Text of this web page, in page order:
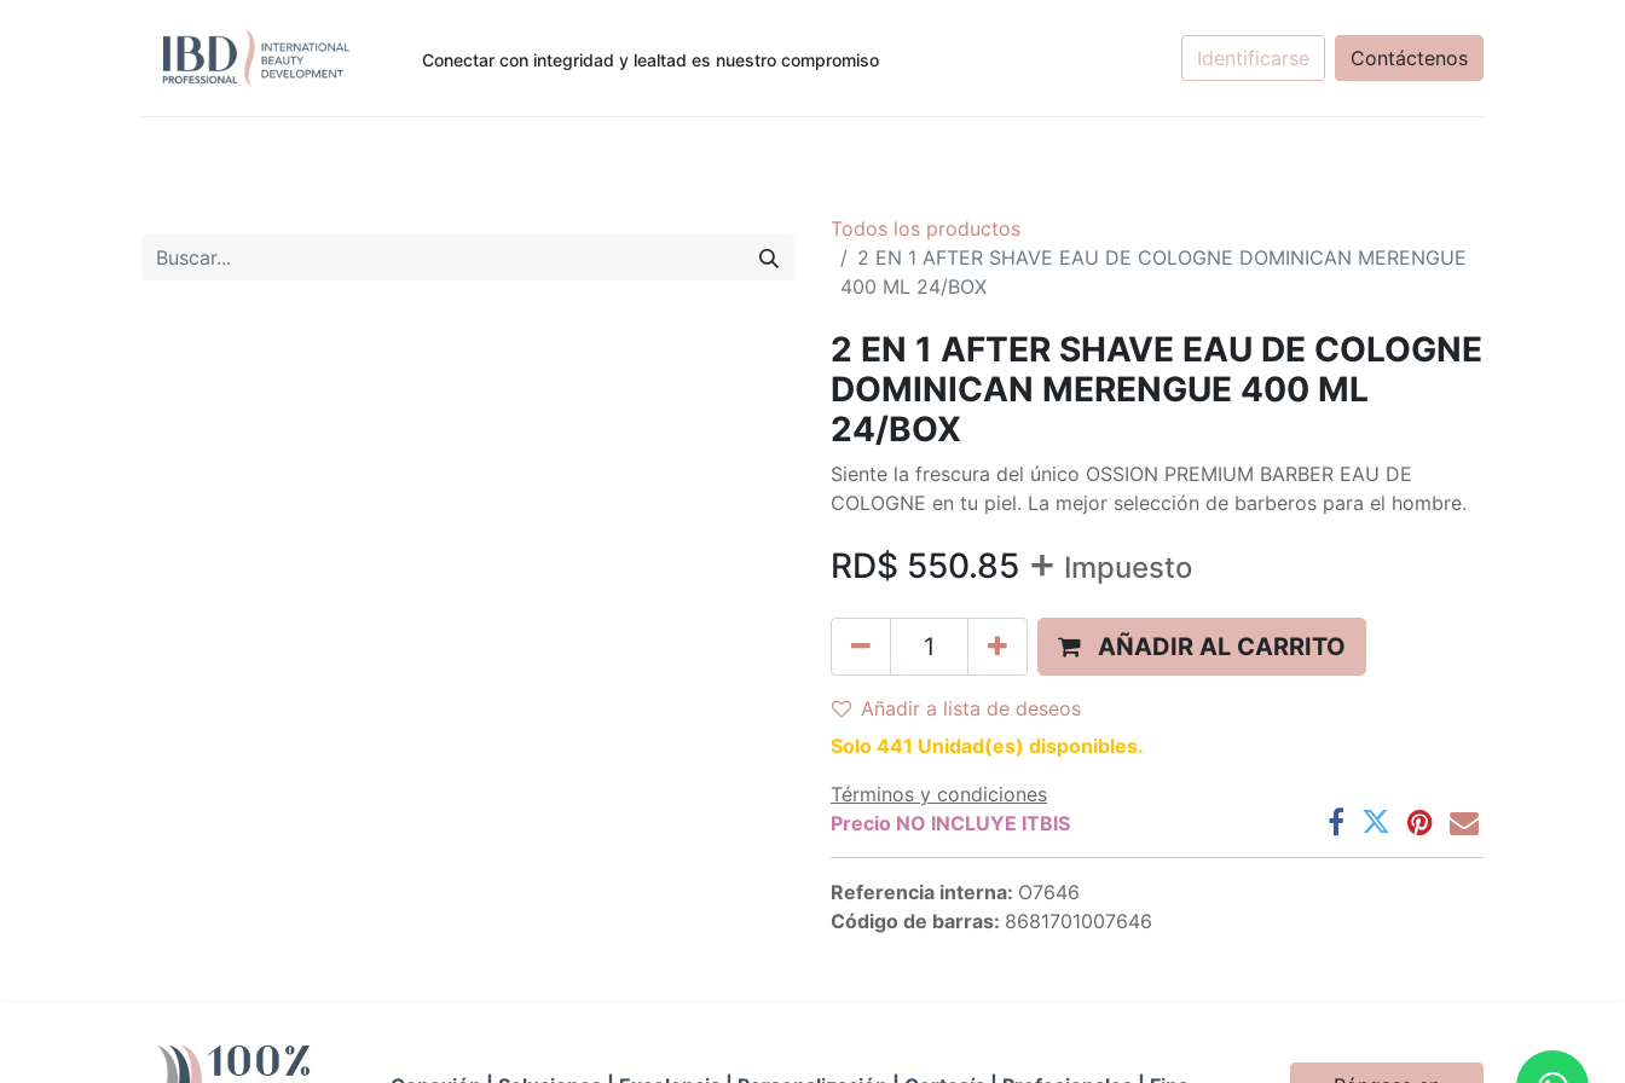
Conectar con integridad y lealtad es nuestro compromiso Identificarse Contáctenos
Todos los productos
2 EN 1 AFTER SHAVE EAU DE COLOGNE DOMINICAN MERENGUE
400 ML 24/BOX
2 EN 1 AFTER SHAVE EAU DE COLOGNE
DOMINICAN MERENGUE 400 ML
24/BOX
Siente la frescura del único OSSION PREMIUM BARBER EAU DE
COLOGNE en tu piel. La mejor selección de barberos para el hombre.
RD$ 550.85 + Impuesto
AÑADIR AL CARRITO
Añadir a lista de deseos
Solo 441 Unidad(es) disponibles.
Términos y condiciones
Precio NO INCLUYE ITBIS
Referencia interna: O7646
Código de barras: 8681701007646